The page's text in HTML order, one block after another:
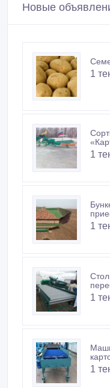
Новые
1
1
1
1
1